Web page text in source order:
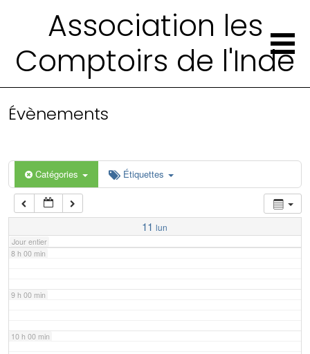
Association les
Comptoirs de l'Inde
Évènements
Catégories Étiquettes
11 lun
Jour entier
4 h 00 min
6 h 00 min
7 h 00 min
8 h 00 min
9 h 00 min
10 h 00 min